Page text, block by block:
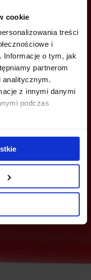
cookie
treści
i
Informacje o tym, jak
partnerom
analitycznym.
z innymi danymi
podczas
WE WILL CONTACT